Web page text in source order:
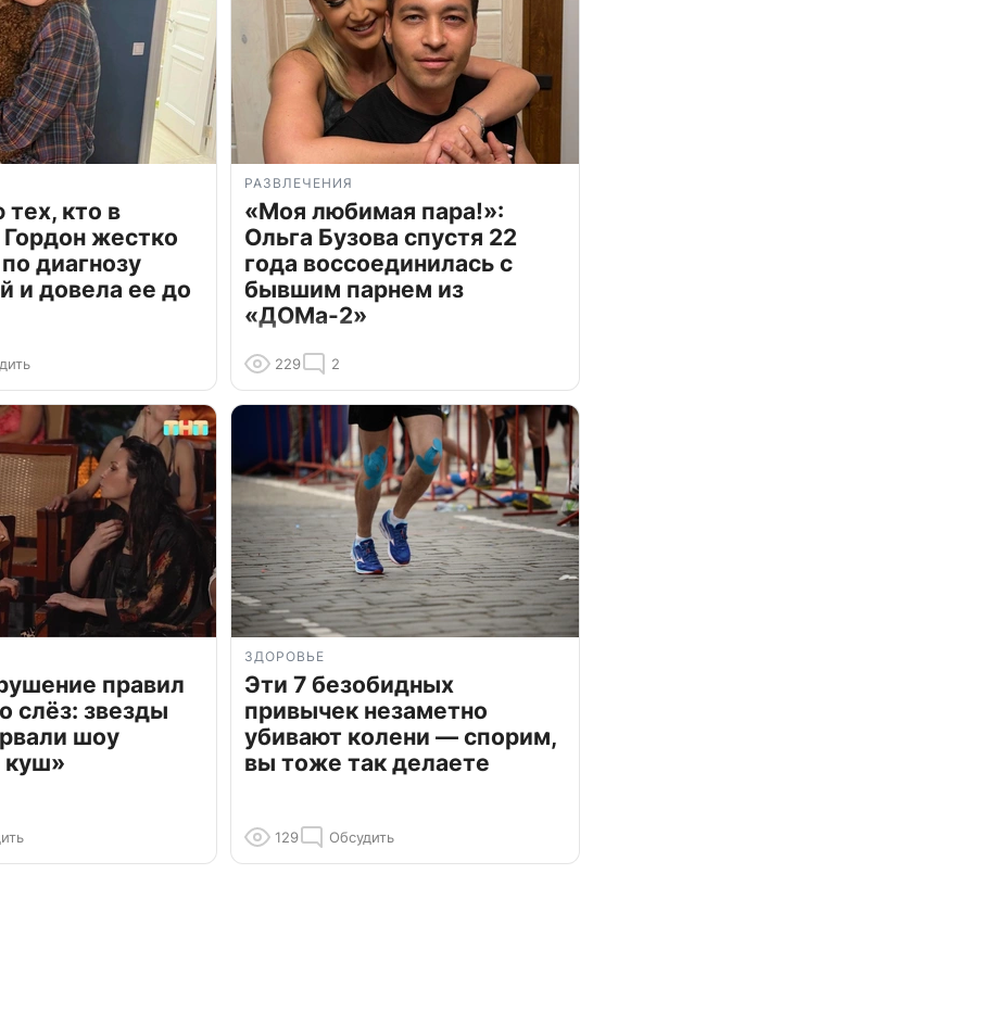
тех, кто в
жестко
диагнозу
и довела ее до
РАЗВЛЕЧЕНИЯ
«Моя любимая пара!»:
Ольга Бузова спустя 22
года воссоединилась с
бывшим парнем из
«ДОМа-2»
229 2
правил
слёз: звезды
шоу
куш»
ЗДОРОВЬЕ
Эти 7 безобидных
привычек незаметно
убивают колени — спорим,
вы тоже так делаете
129 Обсудить